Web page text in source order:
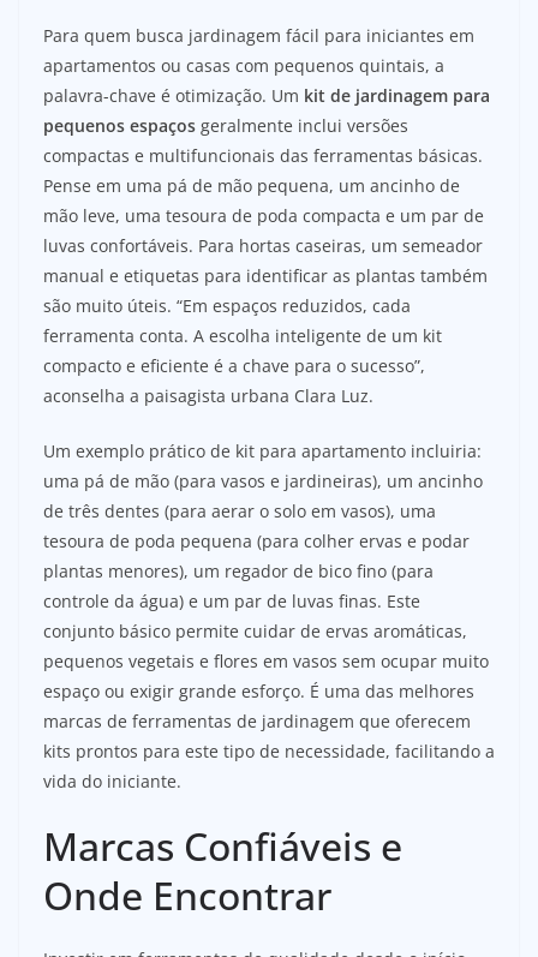
Para quem busca jardinagem fácil para iniciantes em
apartamentos ou casas com pequenos quintais, a
palavra-chave é otimização. Um kit de jardinagem para
pequenos espaços geralmente inclui versões
compactas e multifuncionais das ferramentas básicas.
Pense em uma pá de mão pequena, um ancinho de
mão leve, uma tesoura de poda compacta e um par de
luvas confortáveis. Para hortas caseiras, um semeador
manual e etiquetas para identificar as plantas também
são muito úteis. “Em espaços reduzidos, cada
ferramenta conta. A escolha inteligente de um kit
compacto e eficiente é a chave para o sucesso”,
aconselha a paisagista urbana Clara Luz.
Um exemplo prático de kit para apartamento incluiria:
uma pá de mão (para vasos e jardineiras), um ancinho
de três dentes (para aerar o solo em vasos), uma
tesoura de poda pequena (para colher ervas e podar
plantas menores), um regador de bico fino (para
controle da água) e um par de luvas finas. Este
conjunto básico permite cuidar de ervas aromáticas,
pequenos vegetais e flores em vasos sem ocupar muito
espaço ou exigir grande esforço. É uma das melhores
marcas de ferramentas de jardinagem que oferecem
kits prontos para este tipo de necessidade, facilitando a
vida do iniciante.
Marcas Confiáveis e
Onde Encontrar